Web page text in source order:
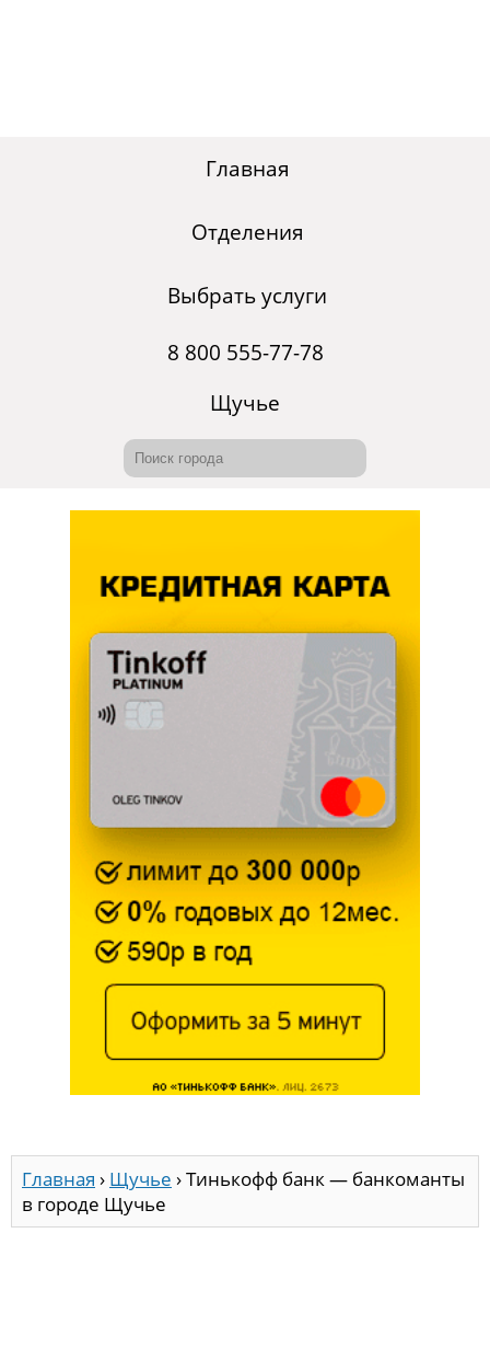
Главная
Отделения
Выбрать услуги
8 800 555-77-78
Щучье
Главная › Щучье ›Тинькофф банк — банкоманты
в городе Щучье